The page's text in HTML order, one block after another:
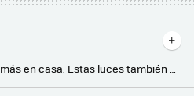
El WiFi tiene otro enemigo más en casa. Estas luces también pueden provocan que el router funcione peor